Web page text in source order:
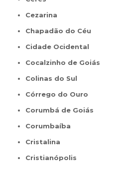
Cezarina
Chapadão do Céu
Cidade Ocidental
Cocalzinho de Goiás
Colinas do Sul
Córrego do Ouro
Corumbá de Goiás
Corumbaíba
Cristalina
Cristianópolis